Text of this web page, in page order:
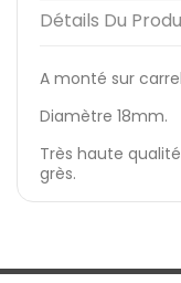
Détails Du
A monté sur
Diamètre 18mm.
Très haute
grès.